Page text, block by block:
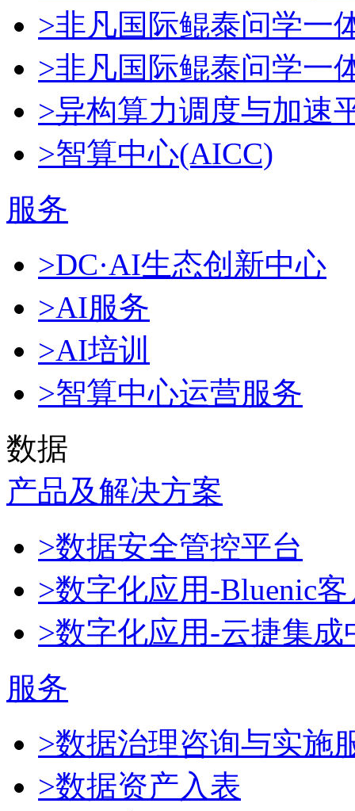
>非凡国际鲲泰问学一
>非凡国际鲲泰问学一
>异构算力调度与加速
>智算中心(AICC)
服务
>DC·AI生态创新中心
>AI服务
>AI培训
>智算中心运营服务
数据
产品及解决方案
>数据安全管控平台
>数字化应用-Bluenic
>数字化应用-云捷集成
服务
>数据治理咨询与实施
>数据资产入表